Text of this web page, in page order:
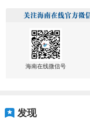
海南在线微信号
发现